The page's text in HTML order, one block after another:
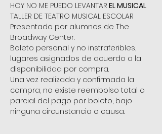
HOY NO ME PUEDO LEVANTAR EL MUSICAL
TALLER DE TEATRO MUSICAL ESCOLAR
Presentado por alumnos de The
Broadway Center.
Boleto personal y no instraferibles,
lugares asignados de acuerdo a la
disponibilidad por compra.
Una vez realizada y confirmada la
compra, no existe reembolso total o
parcial del pago por boleto, bajo
ninguna circunstancia o causa.